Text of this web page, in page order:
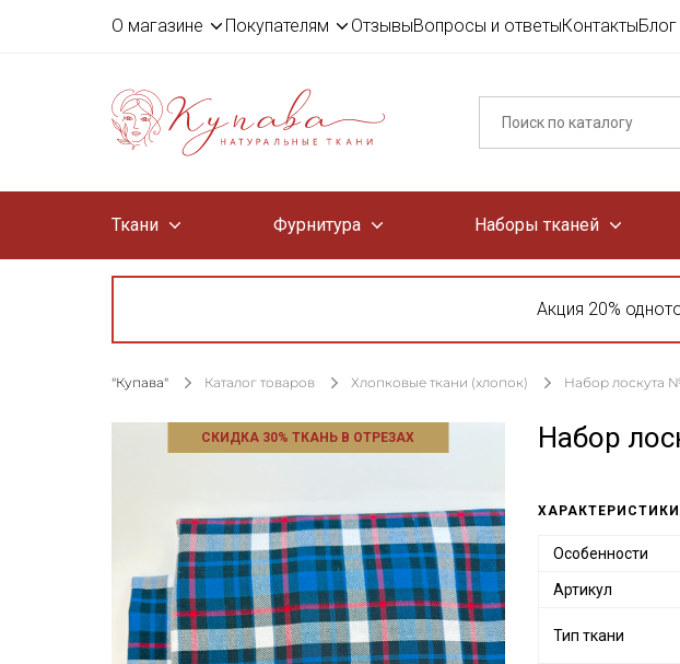
О магазине Покупателям ОтзывыВопросы и ответыКонтактыБлог
Ткани Фурнитура Наборы тканей
Акция 20%
"Купава" Каталог товаров Хлопковые ткани (хлопок) Набор лоскута
СКИДКА 30% ТКАНЬ В ОТРЕЗАХ Набор
ХАРАКТЕРИСТИКИ
Особенности
Артикул
Тип ткани